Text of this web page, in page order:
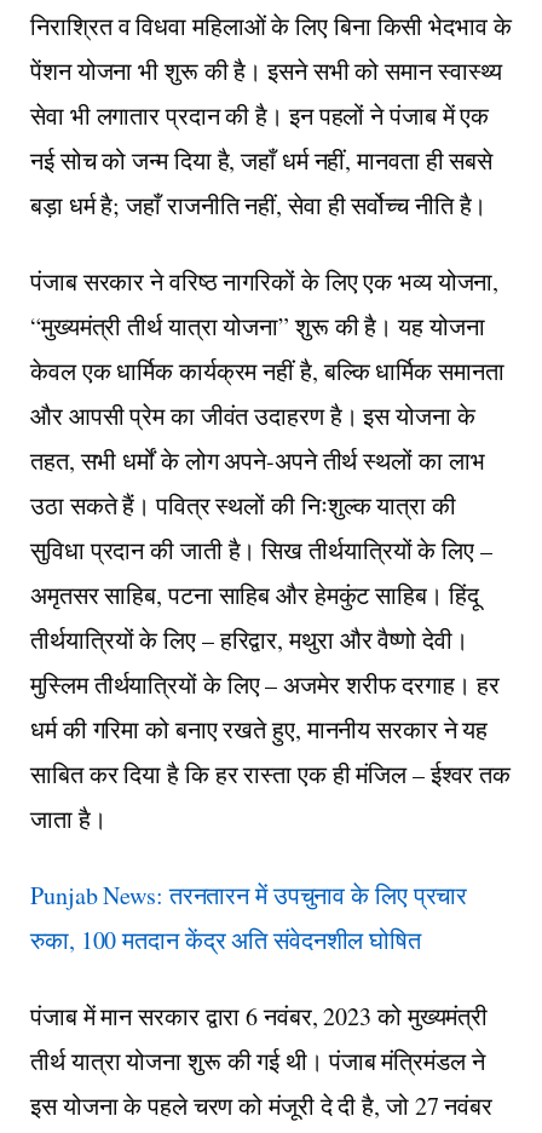
निराश्रित व विधवा महिलाओं के लिए बिना किसी भेदभाव के
पेंशन योजना भी शुरू की है। इसने सभी को समान स्वास्थ्य
सेवा भी लगातार प्रदान की है। इन पहलों ने पंजाब में एक
नई सोच को जन्म दिया है, जहाँ धर्म नहीं, मानवता ही सबसे
बड़ा धर्म है; जहाँ राजनीति नहीं, सेवा ही सर्वोच्च नीति है।
पंजाब सरकार ने वरिष्ठ नागरिकों के लिए एक भव्य योजना,
“मुख्यमंत्री तीर्थ यात्रा योजना” शुरू की है। यह योजना
केवल एक धार्मिक कार्यक्रम नहीं है, बल्कि धार्मिक समानता
और आपसी प्रेम का जीवंत उदाहरण है। इस योजना के
तहत, सभी धर्मों के लोग अपने-अपने तीर्थ स्थलों का लाभ
उठा सकते हैं। पवित्र स्थलों की निःशुल्क यात्रा की
सुविधा प्रदान की जाती है। सिख तीर्थयात्रियों के लिए –
अमृतसर साहिब, पटना साहिब और हेमकुंट साहिब। हिंदू
तीर्थयात्रियों के लिए – हरिद्वार, मथुरा और वैष्णो देवी।
मुस्लिम तीर्थयात्रियों के लिए – अजमेर शरीफ दरगाह। हर
धर्म की गरिमा को बनाए रखते हुए, माननीय सरकार ने यह
साबित कर दिया है कि हर रास्ता एक ही मंजिल – ईश्वर तक
जाता है।
Punjab News: तरनतारन में उपचुनाव के लिए प्रचार
रुका, 100 मतदान केंद्र अति संवेदनशील घोषित
पंजाब में मान सरकार द्वारा 6 नवंबर, 2023 को मुख्यमंत्री
तीर्थ यात्रा योजना शुरू की गई थी। पंजाब मंत्रिमंडल ने
इस योजना के पहले चरण को मंजूरी दे दी है, जो 27 नवंबर